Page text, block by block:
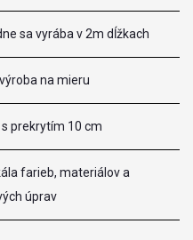
sa vyrába v 2m dĺžkach
na mieru
prekrytím 10 cm
farieb, materiálov a
úprav